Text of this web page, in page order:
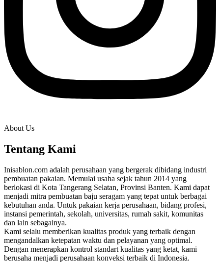
About Us
Tentang Kami
Inisablon.com adalah perusahaan yang bergerak dibidang industri
pembuatan pakaian. Memulai usaha sejak tahun 2014 yang
berlokasi di Kota Tangerang Selatan, Provinsi Banten. Kami dapat
menjadi mitra pembuatan baju seragam yang tepat untuk berbagai
kebutuhan anda. Untuk pakaian kerja perusahaan, bidang profesi,
instansi pemerintah, sekolah, universitas, rumah sakit, komunitas
dan lain sebagainya.
Kami selalu memberikan kualitas produk yang terbaik dengan
mengandalkan ketepatan waktu dan pelayanan yang optimal.
Dengan menerapkan kontrol standart kualitas yang ketat, kami
berusaha menjadi perusahaan konveksi terbaik di Indonesia.